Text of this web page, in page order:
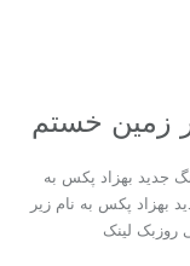
زمین خستم
جدید بهزاد پکس به
بهزاد پکس به نام زیر